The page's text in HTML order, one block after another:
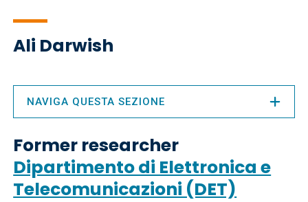
pane
Ali Darwish
Former researcher
Dipartimento di Elettronica e
Telecomunicazioni (DET)
NAVIGA QUESTA SEZIONE